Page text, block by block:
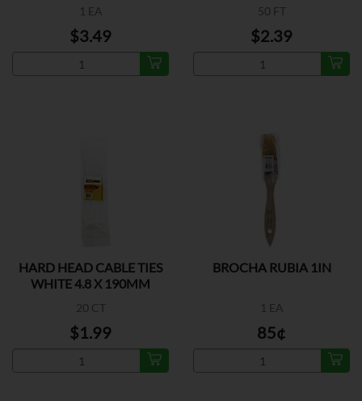
1 EA
$3.49
50 FT
$2.39
HARD HEAD CABLE TIES
WHITE 4.8 X 190MM
20 CT
$1.99
BROCHA RUBIA 1IN
1 EA
85¢